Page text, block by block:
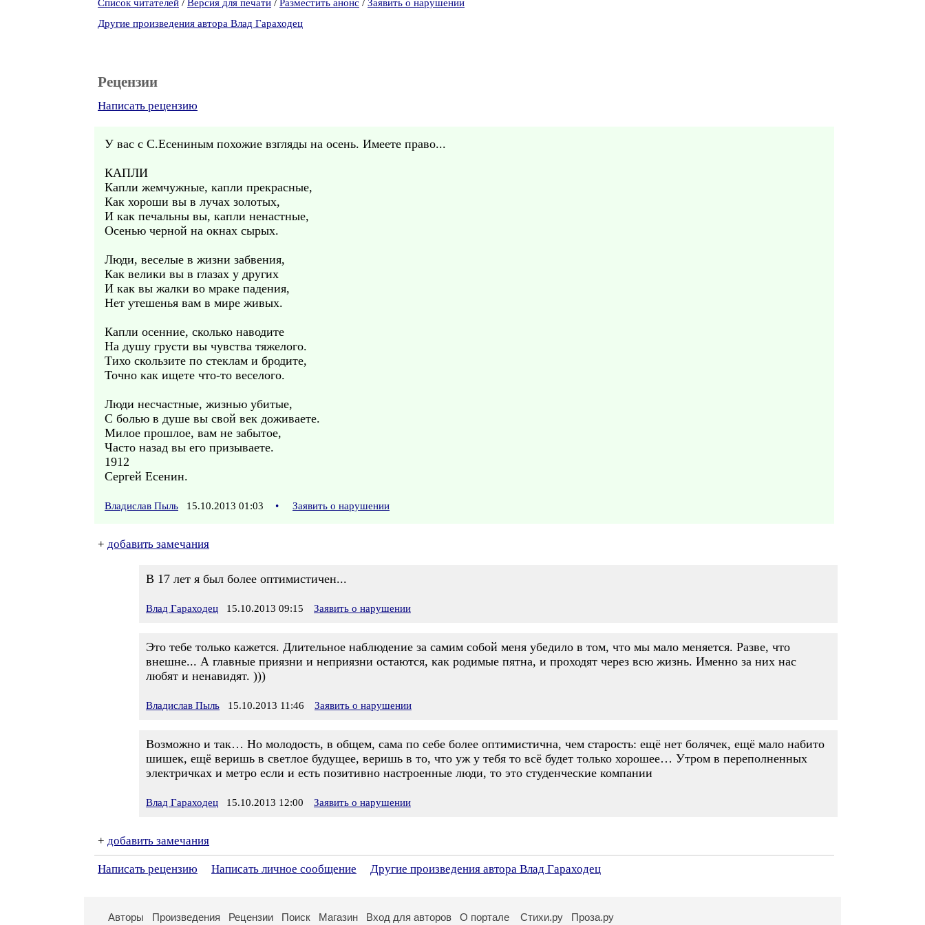
Список читателей / Версия для печати / Разместить анонс / Заявить о нарушении
Другие произведения автора Влад Гараходец
Рецензии
Написать рецензию
У вас с С.Есениным похожие взгляды на осень. Имеете право...
КАПЛИ
Капли жемчужные, капли прекрасные,
Как хороши вы в лучах золотых,
И как печальны вы, капли ненастные,
Осенью черной на окнах сырых.
Люди, веселые в жизни забвения,
Как велики вы в глазах у других
И как вы жалки во мраке падения,
Нет утешенья вам в мире живых.
Капли осенние, сколько наводите
На душу грусти вы чувства тяжелого.
Тихо скользите по стеклам и бродите,
Точно как ищете что-то веселого.
Люди несчастные, жизнью убитые,
С болью в душе вы свой век доживаете.
Милое прошлое, вам не забытое,
Часто назад вы его призываете.
1912
Сергей Есенин.
Владислав Пыль 15.10.2013 01:03 • Заявить о нарушении
+ добавить замечания
В 17 лет я был более оптимистичен...
Влад Гараходец 15.10.2013 09:15 Заявить о нарушении
Это тебе только кажется. Длительное наблюдение за самим собой меня убедило в том, что мы мало меняется. Разве, что
внешне... А главные приязни и неприязни остаются, как родимые пятна, и проходят через всю жизнь. Именно за них нас
любят и ненавидят. )))
Владислав Пыль 15.10.2013 11:46 Заявить о нарушении
Возможно и так… Но молодость, в общем, сама по себе более оптимистична, чем старость: ещё нет болячек, ещё мало набито
шишек, ещё веришь в светлое будущее, веришь в то, что уж у тебя то всё будет только хорошее… Утром в переполненных
электричках и метро если и есть позитивно настроенные люди, то это студенческие компании
Влад Гараходец 15.10.2013 12:00 Заявить о нарушении
+ добавить замечания
Написать рецензию Написать личное сообщение Другие произведения автора Влад Гараходец
Авторы Произведения Рецензии Поиск Магазин Вход для авторов О портале Стихи.ру Проза.ру